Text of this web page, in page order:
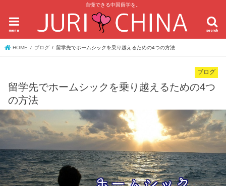
自慢できる中国留学を。
search
menu
HOME ブログ 留学先でホームシックを乗り越えるための4つの方法
ブログ
留学先でホームシックを乗り越えるための4つ
の方法